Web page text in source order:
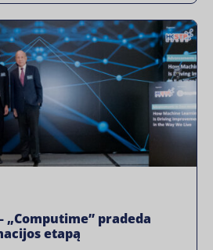
„Computime” pradeda
etapą